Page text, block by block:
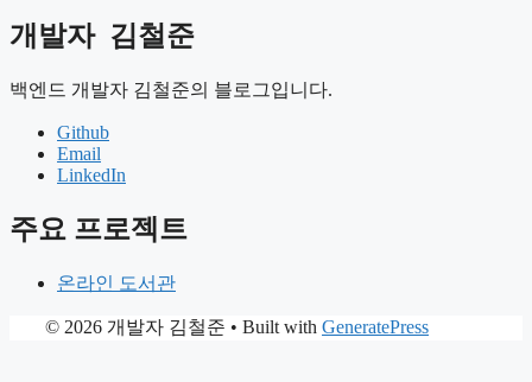
개발자 김철준
백엔드 개발자 김철준의 블로그입니다.
Github
Email
LinkedIn
주요 프로젝트
온라인 도서관
© 2026 개발자 김철준 • Built with GeneratePress